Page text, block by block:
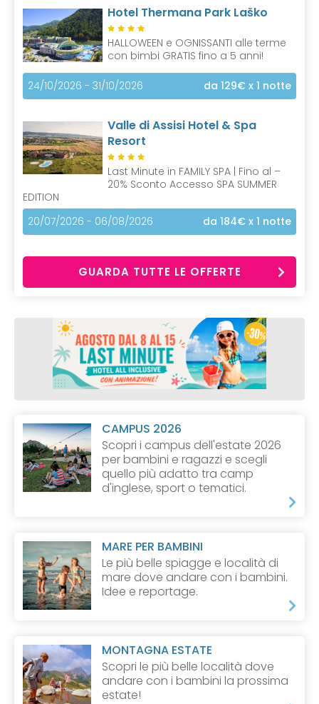
Hotel Thermana Park Laško
HALLOWEEN e OGNISSANTI alle terme
con bimbi GRATIS fino a 5 anni!
24/10/2026 - 31/10/2026 da 129€ x 1 notte
Valle di Assisi Hotel & Spa
Resort
Last Minute in FAMILY SPA | Fino al –
20% Sconto Accesso SPA SUMMER
EDITION
20/07/2026 - 06/08/2026
da 184€ x 1 notte
GUARDA TUTTE LE OFFERTE
CAMPUS 2026
Scopri i campus dell'estate 2026
per bambini e ragazzi e scegli
quello più adatto tra camp
d'inglese, sport o tematici.
MARE PER BAMBINI
Le più belle spiagge e località di
mare dove andare con i bambini.
Idee e reportage.
MONTAGNA ESTATE
Scopri le più belle località dove
andare con i bambini la prossima
estate!